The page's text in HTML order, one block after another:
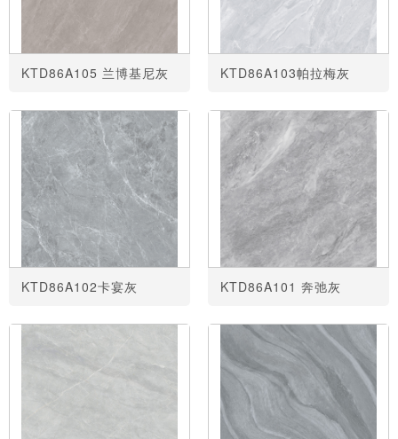
KTD86A105 兰博基尼灰 KTD86A103帕拉梅灰
KTD86A102卡宴灰 KTD86A101 奔弛灰